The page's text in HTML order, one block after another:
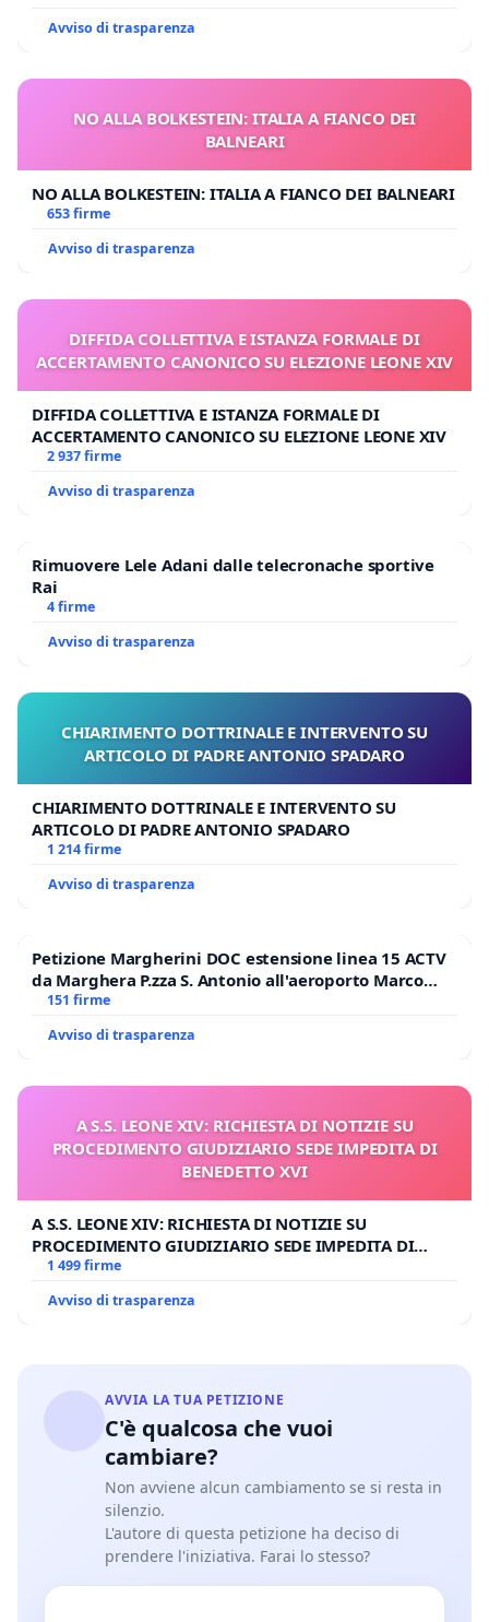
Avviso di trasparenza
NO ALLA BOLKESTEIN: ITALIA A FIANCO DEI
BALNEARI
NO ALLA BOLKESTEIN: ITALIA A FIANCO DEI BALNEARI
653 firme
Avviso di trasparenza
DIFFIDA COLLETTIVA E ISTANZA FORMALE DI
ACCERTAMENTO CANONICO SU ELEZIONE LEONE XIV
DIFFIDA COLLETTIVA E ISTANZA FORMALE DI
ACCERTAMENTO CANONICO SU ELEZIONE LEONE XIV
2 937 firme
Avviso di trasparenza
Rimuovere Lele Adani dalle telecronache sportive
Rai
4 firme
Avviso di trasparenza
CHIARIMENTO DOTTRINALE E INTERVENTO SU
ARTICOLO DI PADRE ANTONIO SPADARO
CHIARIMENTO DOTTRINALE E INTERVENTO SU
ARTICOLO DI PADRE ANTONIO SPADARO
1 214 firme
Avviso di trasparenza
Petizione Margherini DOC estensione linea 15 ACTV
da Marghera P.zza S. Antonio all'aeroporto Marco
Polo tariffa a € 1,50
151 firme
Avviso di trasparenza
A S.S. LEONE XIV: RICHIESTA DI NOTIZIE SU
PROCEDIMENTO GIUDIZIARIO SEDE IMPEDITA DI
BENEDETTO XVI
A S.S. LEONE XIV: RICHIESTA DI NOTIZIE SU
PROCEDIMENTO GIUDIZIARIO SEDE IMPEDITA DI
BENEDETTO XVI
1 499 firme
Avviso di trasparenza
AVVIA LA TUA PETIZIONE
C'è qualcosa che vuoi
cambiare?
Non avviene alcun cambiamento se si resta in
silenzio.
L'autore di questa petizione ha deciso di
prendere l'iniziativa. Farai lo stesso?